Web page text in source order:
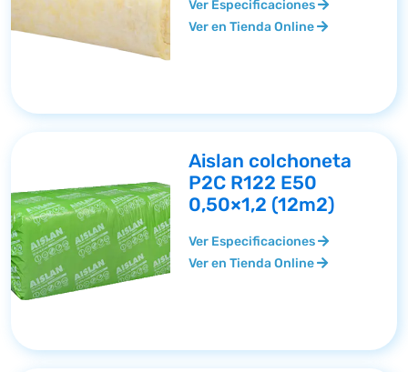
Ver Especificaciones
Ver en Tienda Online
Aislan colchoneta
P2C R122 E50
0,50×1,2 (12m2)
Ver Especificaciones
Ver en Tienda Online